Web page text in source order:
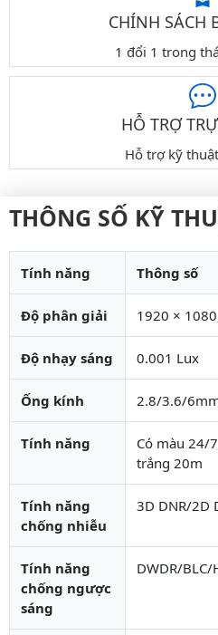
CHÍNH SÁCH
1 đổi 1 trong
HỖ TRỢ
Hỗ trợ kỹ
THÔNG SỐ KỸ
Tính năng Thông số
Độ phân giải 1920 ×
Độ nhạy sáng 0.001 Lux
Ống kính 2.8/3.6/
Tính năng
Có màu 24/
trắng 20m
Tính năng
chống nhiễu
3D DNR/2D
Tính năng
chống ngược
sáng
DWDR/BLC/